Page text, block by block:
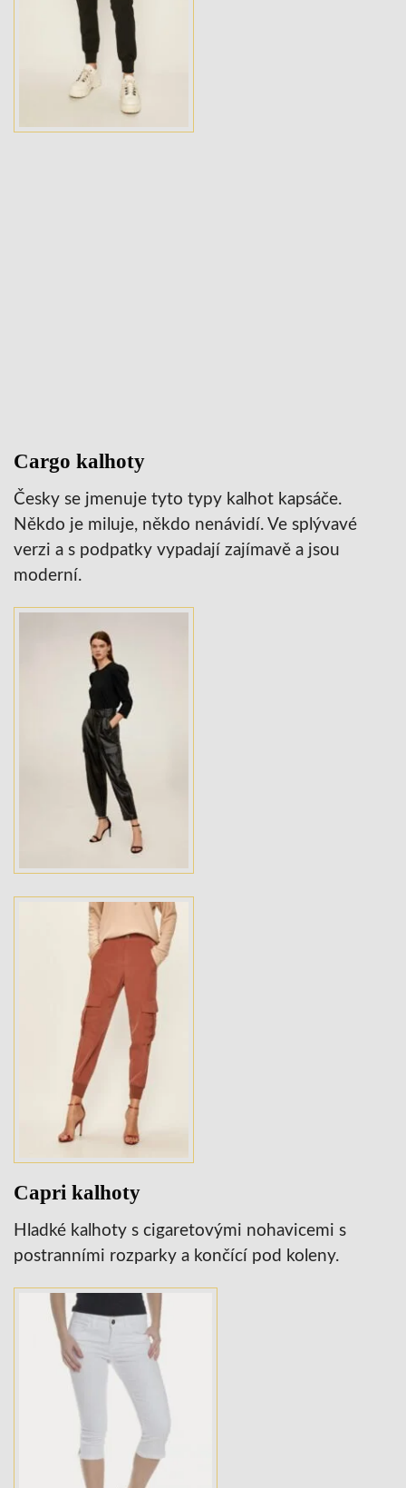
Cargo kalhoty
Česky se jmenuje tyto typy kalhot kapsáče.
Někdo je miluje, někdo nenávidí. Ve splývavé
verzi a s podpatky vypadají zajímavě a jsou
moderní.
Capri kalhoty
Hladké kalhoty s cigaretovými nohavicemi s
postranními rozparky a končící pod koleny.